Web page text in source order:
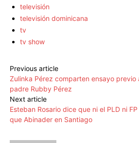
televisión
televisión dominicana
tv
tv show
Previous article
Zulinka Pérez comparten ensayo previo
padre Rubby Pérez
Next article
Esteban Rosario dice que ni el PLD ni
que Abinader en Santiago